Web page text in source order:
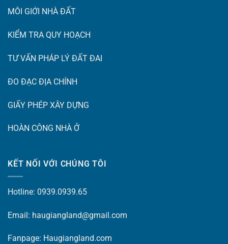
MÔI GIỚI NHÀ ĐẤT
KIỂM TRA QUY HOẠCH
TƯ VẤN PHÁP LÝ ĐẤT ĐAI
ĐO ĐẠC ĐỊA CHÍNH
GIẤY PHÉP XÂY DỰNG
HOÀN CÔNG NHÀ Ở
KẾT NỐI VỚI CHÚNG TÔI
Hotline: 0939.0939.65
Email: haugiangland@gmail.com
Fanpage: Haugiangland.com